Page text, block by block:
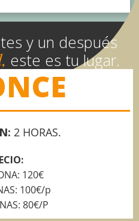
y un después
este es tu lugar.
2 HORAS.
120€
100€/p
80€/P